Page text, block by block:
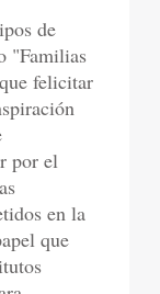
de
"Familias
felicitar
por el
en la
que